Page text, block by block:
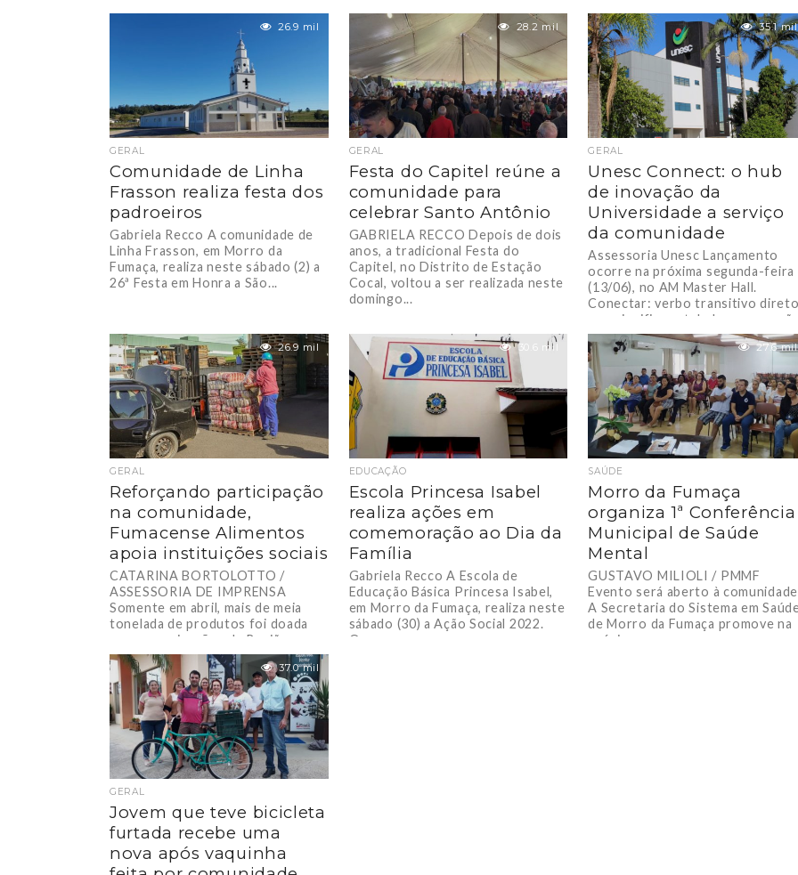
26.9 mil
GERAL
Comunidade de Linha
Frasson realiza festa dos
padroeiros
Gabriela Recco A comunidade de
Linha Frasson, em Morro da
Fumaça, realiza neste sábado (2) a
26ª Festa em Honra a São...
28.2 mil
GERAL
Festa do Capitel reúne a
comunidade para
celebrar Santo Antônio
GABRIELA RECCO Depois de dois
anos, a tradicional Festa do
Capitel, no Distrito de Estação
Cocal, voltou a ser realizada neste
domingo...
35.1 mil
GERAL
Unesc Connect: o hub
de inovação da
Universidade a serviço
da comunidade
Assessoria Unesc Lançamento
ocorre na próxima segunda-feira
(13/06), no AM Master Hall.
Conectar: verbo transitivo
que significa estabelecer
entre duas...
26.9 mil
GERAL
Reforçando participação
na comunidade,
Fumacense Alimentos
apoia instituições sociais
CATARINA BORTOLOTTO /
ASSESSORIA DE IMPRENSA
Somente em abril, mais de meia
tonelada de produtos foi doada
para organizações da Região
Carbonífera....
30.6 mil
EDUCAÇÃO
Escola Princesa Isabel
realiza ações em
comemoração ao Dia da
Família
Gabriela Recco A Escola de
Educação Básica Princesa Isabel,
em Morro da Fumaça, realiza neste
sábado (30) a Ação Social 2022.
O...
27.6 mil
SAÚDE
Morro da Fumaça
organiza 1ª Conferência
Municipal de Saúde
Mental
GUSTAVO MILIOLI / PMMF
Evento será aberto à
A Secretaria do Sistema em
de Morro da Fumaça promove na
próxima...
37.0 mil
GERAL
Jovem que teve bicicleta
furtada recebe uma
nova após vaquinha